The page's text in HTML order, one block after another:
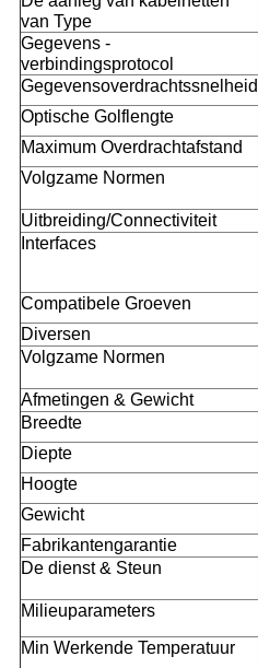
van Type
Gegevens -
verbindingsprotocol
Gegevensoverdrachtssnelheid
Optische Golflengte
Maximum Overdrachtafstand
Volgzame Normen
Uitbreiding/Connectiviteit
Interfaces
Compatibele Groeven
Diversen
Volgzame Normen
Afmetingen & Gewicht
Breedte
Diepte
Hoogte
Gewicht
Fabrikantengarantie
De dienst & Steun
Milieuparameters
Min Werkende Temperatuur